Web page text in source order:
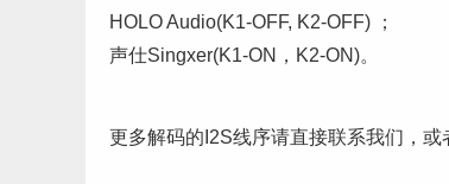
HOLO Audio(K1-OFF, K2-OFF) ；
声仕Singxer(K1-ON，K2-ON)。
更多解码的I2S线序请直接联系我们，